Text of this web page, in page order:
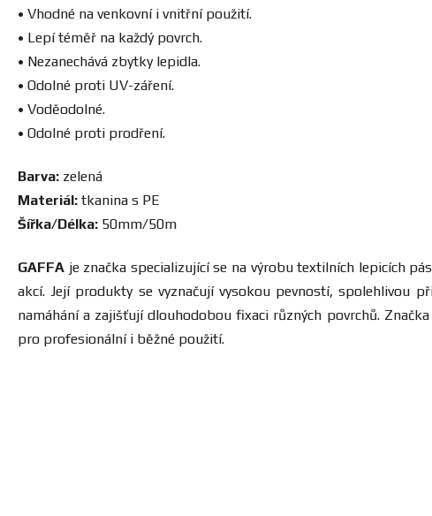
• Vhodné na venkovní i vnitřní použití.
• Lepí téměř na každý povrch.
• Nezanechává zbytky lepidla.
• Odolné proti UV-záření.
• Voděodolné.
• Odolné proti prodření.
Barva: zelená
Materiál: tkanina s PE
Šířka/Délka: 50mm/50m
GAFFA je značka specializující se na výrobu textilních lepicích
akcí. Její produkty se vyznačují vysokou pevností, spolehlivou
namáhání a zajišťují dlouhodobou fixaci různých povrchů.
pro profesionální i běžné použití.